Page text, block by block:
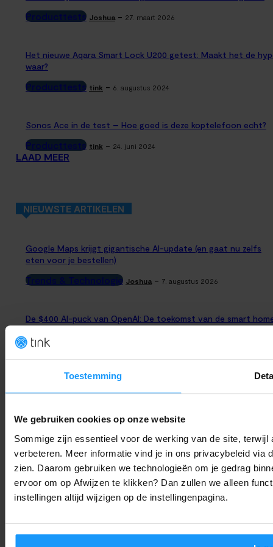
Toestemming
We gebruiken cookies op onze website
Sommige zijn essentieel voor de werking van de site,
verbeteren. Meer informatie vind je in ons privacybeleid via
zien. Daarom gebruiken we technologieën om je gedrag
ervoor om op Afwijzen te klikken? Dan zullen we alleen
instellingen altijd wijzigen op de instellingenpagina.
Producttests Joshua - 27. maart 2026
Het nieuwe Aqara Smart Lock U200 getest: Maakt het de
waar?
Producttests tink - 6. augustus 2024
Sonos Ace in de test – Hoe goed is deze koptelefoon echt?
Producttests tink - 24. juni 2024
LAAD MEER
NIEUWSTE ARTIKELEN
Google Maps krijgt gigantische AI-update (en gaat nu zelfs
eten voor je bestellen)
Trends & Technologie Joshua - 7. augustus 2026
De $400 AI-puck van OpenAI: De toekomst van de smart
Smart Home Nieuws
Smart Home Nieuws Joshua - 7. augustus 2026
Jouw Google Home werkt weer soepeler: Alles over de
augustus-update
Smart Home Nieuws
LAAD MEER